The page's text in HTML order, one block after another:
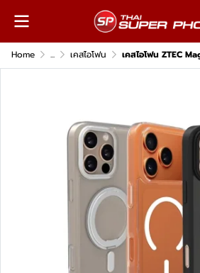
Home ... เคสไอโฟน เคสไอโฟน ZTEC